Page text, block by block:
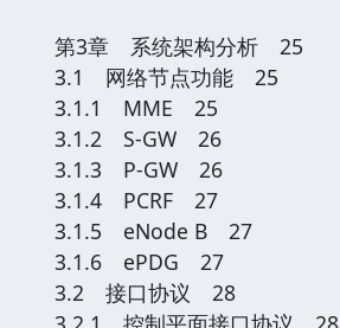
第3章 系统架构分析 25
3.1 网络节点功能 25
3.1.1 MME 25
3.1.2 S-GW 26
3.1.3 P-GW 26
3.1.4 PCRF 27
3.1.5 eNode B 27
3.1.6 ePDG 27
3.2 接口协议 28